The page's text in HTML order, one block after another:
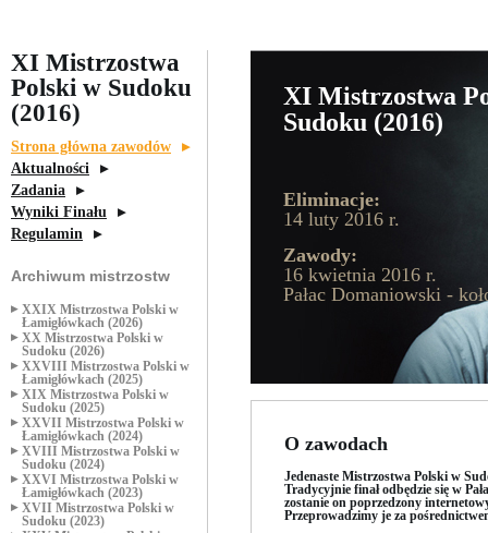
XI Mistrzostwa
Polski w Sudoku
(2016)
Strona główna zawodów
Aktualności
Zadania
Wyniki Finału
Regulamin
Archiwum mistrzostw
XXIX Mistrzostwa Polski w
Łamigłówkach (2026)
XX Mistrzostwa Polski w
Sudoku (2026)
XXVIII Mistrzostwa Polski w
Łamigłówkach (2025)
XIX Mistrzostwa Polski w
Sudoku (2025)
XXVII Mistrzostwa Polski w
Łamigłówkach (2024)
XVIII Mistrzostwa Polski w
Sudoku (2024)
XXVI Mistrzostwa Polski w
Łamigłówkach (2023)
XVII Mistrzostwa Polski w
Sudoku (2023)
XI Mistrzostwa
Sudoku (2016)
Eliminacje:
14 luty 2016 r.
Zawody:
16 kwietnia 2016 r.
Pałac Domaniowski -
O zawodach
Jedenaste Mistrzostwa Polski w
Tradycyjnie finał odbędzie się w
zostanie on poprzedzony
Przeprowadzimy je za